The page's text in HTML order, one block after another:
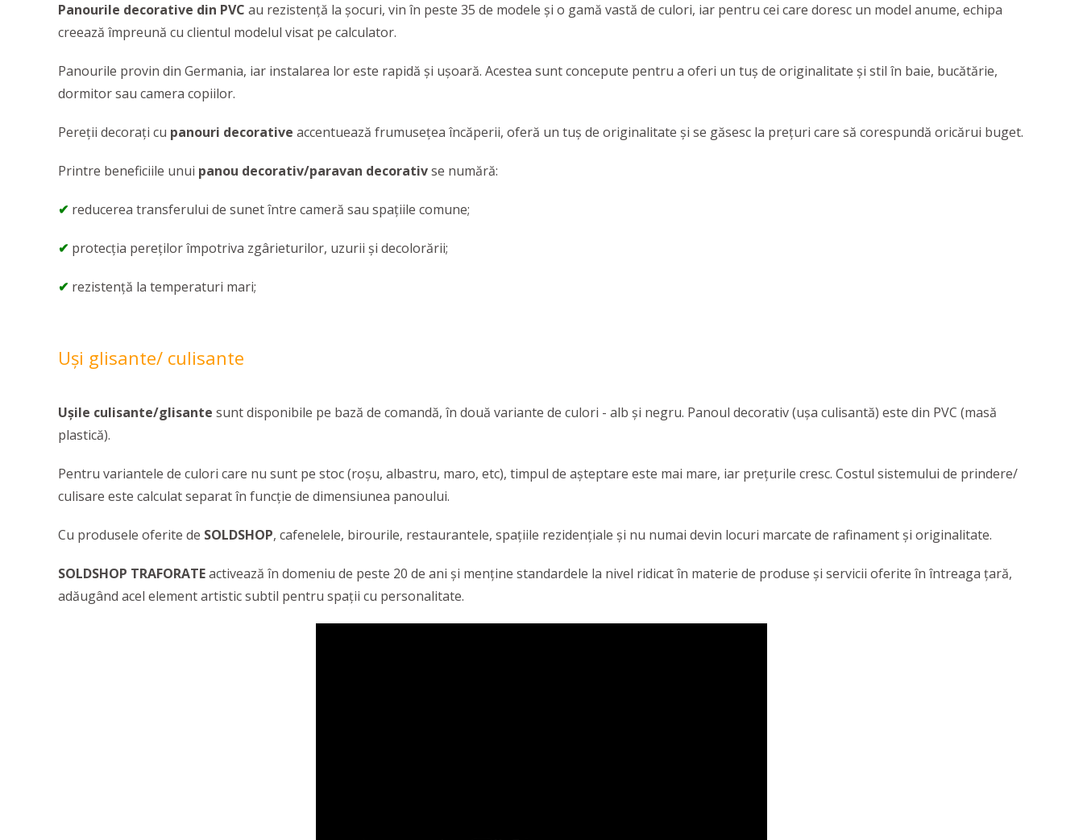
Panourile decorative din PVC au rezistență la șocuri, vin în peste 35 de modele și o gamă vastă de culori, iar pentru cei care doresc un model anume, echipa
creează împreună cu clientul modelul visat pe calculator.
Panourile provin din Germania, iar instalarea lor este rapidă și ușoară. Acestea sunt concepute pentru a oferi un tuș de originalitate și stil în baie, bucătărie,
dormitor sau camera copiilor.
Pereții decorați cu panouri decorative accentuează frumusețea încăperii, oferă un tuș de originalitate și se găsesc la prețuri care să corespundă oricărui buget.
Printre beneficiile unui panou decorativ/paravan decorativse numără:
✔ reducerea transferului de sunet între cameră sau spațiile comune;
✔ protecția pereților împotriva zgârieturilor, uzurii și decolorării;
✔ rezistență la temperaturi mari;
Uşi glisante/ culisante
Ușile culisante/glisante sunt disponibile pe bază de comandă, în două variante de culori - alb și negru. Panoul decorativ (ușa culisantă) este din PVC (masă
plastică).
Pentru variantele de culori care nu sunt pe stoc (roșu, albastru, maro, etc), timpul de așteptare este mai mare, iar prețurile cresc. Costul sistemului de prindere/
culisare este calculat separat în funcție de dimensiunea panoului.
Cu produsele oferite de SOLDSHOP, cafenelele, birourile, restaurantele, spațiile rezidențiale și nu numai devin locuri marcate de rafinament și originalitate.
SOLDSHOP TRAFORATEactivează în domeniu de peste 20 de ani și menține standardele la nivel ridicat în materie de produse și servicii oferite în întreaga țară,
adăugând acel element artistic subtil pentru spații cu personalitate.